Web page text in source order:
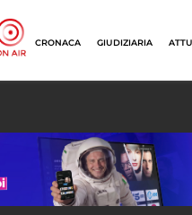
CRONACA GIUDIZIARIA